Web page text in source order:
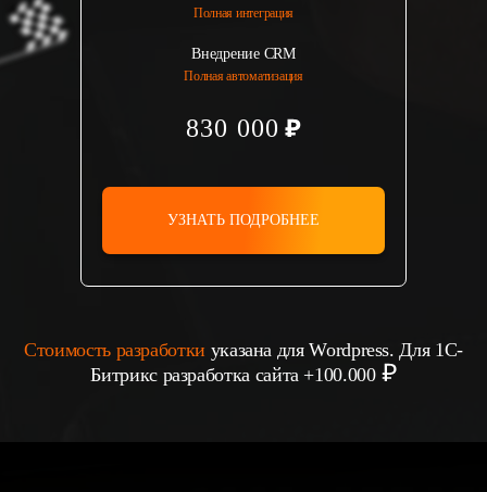
Полная интеграция
Внедрение CRM
Полная автоматизация
830 000
УЗНАТЬ ПОДРОБНЕЕ
Стоимость разработки указана для Wordpress. Для 1С-
Битрикс разработка сайта +100.000